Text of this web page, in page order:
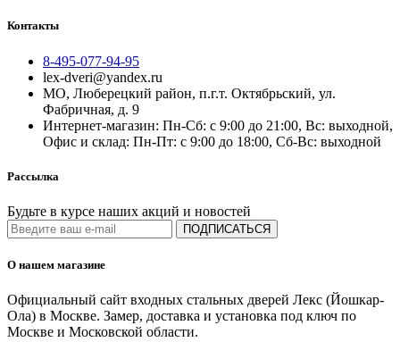
Контакты
8-495-077-94-95
lex-dveri@yandex.ru
МО, Люберецкий район, п.г.т. Октябрьский, ул.
Фабричная, д. 9
Интернет-магазин: Пн-Сб: с 9:00 до 21:00, Вс: выходной,
Офис и склад: Пн-Пт: с 9:00 до 18:00, Сб-Вс: выходной
Рассылка
Будьте в курсе наших акций и новостей
ПОДПИСАТЬСЯ
О нашем магазине
Официальный сайт входных стальных дверей Лекс (Йошкар-
Ола) в Москве. Замер, доставка и установка под ключ по
Москве и Московской области.